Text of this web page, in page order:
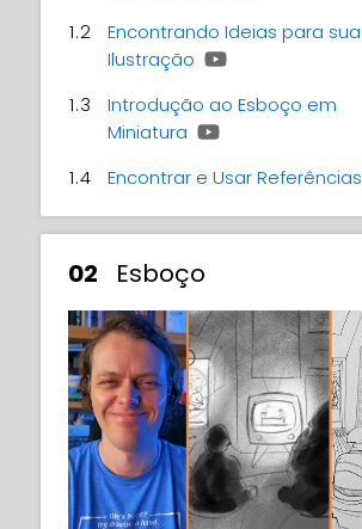
1.2
Encontrando Ideias para sua
Ilustração
1.3
Introdução ao Esboço em
Miniatura
1.4 Encontrar e Usar Referências
02 Esboço